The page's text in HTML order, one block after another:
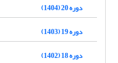
دوره 20 (1404)
دوره 19 (1403)
دوره 18 (1402)